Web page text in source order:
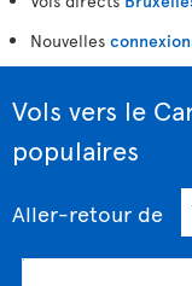
Nouvelles
Vols vers le
populaires
Aller-retour de